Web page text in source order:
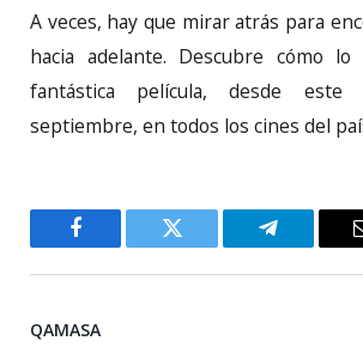
A veces, hay que mirar atrás para
hacia adelante. Descubre cómo
fantástica película, desde
septiembre, en todos los cines del
Facebook Twitter Telegram
QAMASA